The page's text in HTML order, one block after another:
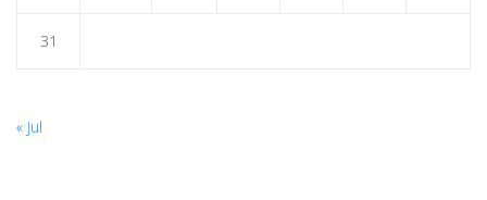
31
« Jul